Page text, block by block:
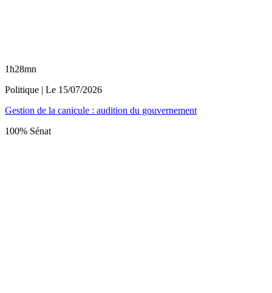
1h28mn
Politique | Le 15/07/2026
Gestion de la canicule : audition du gouvernement
100% Sénat